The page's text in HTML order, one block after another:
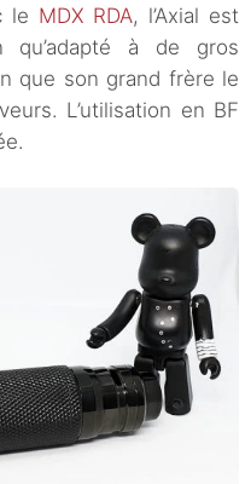
le MDX RDA, l’Axial est
qu’adapté à de gros
que son grand frère le
L’utilisation en BF